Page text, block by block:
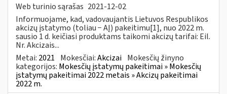
Web turinio sąrašas 2021-12-02
Informuojame, kad, vadovaujantis Lietuvos Respublikos
akcizų įstatymo (toliau − AĮ) pakeitimu[1], nuo 2022 m.
sausio 1 d. keičiasi produktams taikomi akcizų tarifai: Eil.
Nr. Akcizais...
Metai: 2021 Mokesčiai:Akcizai Mokesčių žinyno
kategorijos: Mokesčių įstatymų pakeitimai » Mokesčių
įstatymų pakeitimai 2022 metais » Akcizų pakeitimai
2022 m.